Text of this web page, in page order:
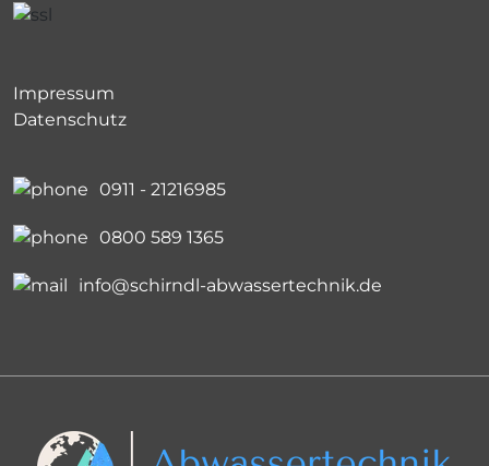
Impressum
Datenschutz
0911 - 21216985
0800 589 1365
info@schirndl-abwassertechnik.de